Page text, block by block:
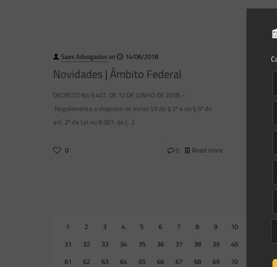
Saes Advogadoson 14/06/2018
Novidades | Âmbito Federal
DECRETO No 9.407, DE 12 DE JUNHO DE 2018 –
Regulamenta o disposto no inciso VII do § 2º e no § 5º do
art. 2º da Lei no 8.001, de […]
0 0 Read more
1967,
1 2 3 4 5 6 7 8 9 10
31
32 33 34 35 36 37 38 39 40 42
61
62 63 64 65 66 67 68 69 70 72